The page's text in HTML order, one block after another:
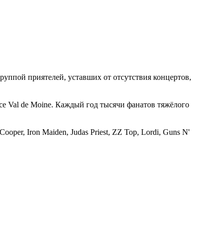
приятелей, уставших от отсутствия концертов,
Val de Moine. Каждый год тысячи фанатов тяжёлого
Iron Maiden, Judas Priest, ZZ Top, Lordi, Guns N'